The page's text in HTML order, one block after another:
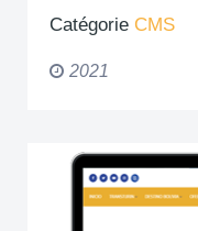
Catégorie CMS
2021